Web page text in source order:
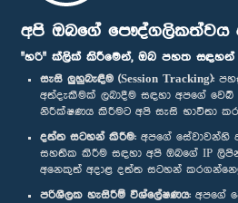
අපි ඔබගේ පෞද්ගලිකත්වය
"හරි" ක්ලික් කිරීමෙන්, ඔබ පහත සඳහන්
සැසි ලුහුබැඳීම (Session Tracking):
අත්දැකීමක් ලබාදීම සඳහා අපගේ වෙබ්
නිරීක්ෂණය කිරීමට අපි සැසි භාවිතා
දත්ත සටහන් කිරීම: අපගේ සේවාවන්හි
සහතික කිරීම සඳහා අපි ඔබගේ IP
අනෙකුත් අදාළ දත්ත සටහන්
පරිශීලක හැසිරීම් විශ්ලේෂණය: අපගේ
පාර්ලිමේන්තු ජංගම යෙදුම
අප හා සම්බන්ධ වී සිටින්න :
සම්මාන